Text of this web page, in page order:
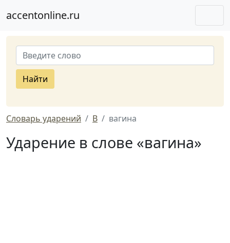
accentonline.ru
Найти
Словарь ударений В вагина
Ударение в слове «вагина»